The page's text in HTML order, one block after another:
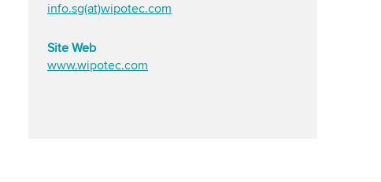
info.sg(at)wipotec.com
Site Web
www.wipotec.com